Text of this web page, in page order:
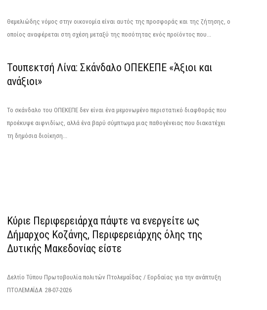
Θεμελιώδης νόμος στην οικονομία είναι αυτός της προσφοράς και της ζήτησης, ο
οποίος αναφέρεται στη σχέση μεταξύ της ποσότητας ενός προϊόντος που...
Τουπεκτσή Λίνα: Σκάνδαλο ΟΠΕΚΕΠΕ «Άξιοι και
ανάξιοι»
Το σκάνδαλο του ΟΠΕΚΕΠΕ δεν είναι ένα μεμονωμένο περιστατικό διαφθοράς που
προέκυψε αιφνιδίως, αλλά ένα βαρύ σύμπτωμα μιας παθογένειας που διακατέχει
τη δημόσια διοίκηση...
Κύριε Περιφερειάρχα πάψτε να ενεργείτε ως
Δήμαρχος Κοζάνης, Περιφερειάρχης όλης της
Δυτικής Μακεδονίας είστε
Δελτίο Τύπου Πρωτοβουλία πολιτών Πτολεμαΐδας / Εορδαίας για την ανάπτυξη
ΠΤΟΛΕΜΑΪΔΑ 28-07-2026